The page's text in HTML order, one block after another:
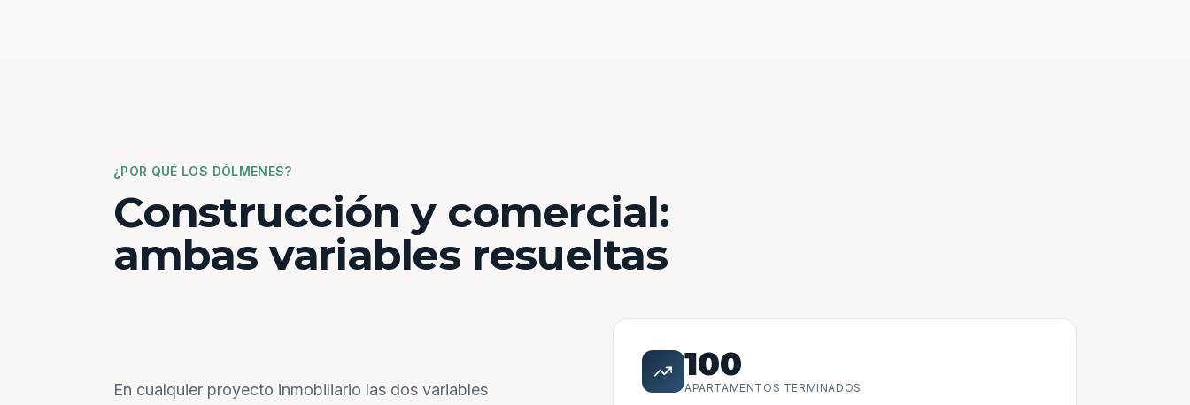
¿POR QUÉ LOS DÓLMENES?
Construcción y comercial:
ambas variables resueltas
En cualquier proyecto inmobiliario las dos variables
100
APARTAMENTOS TERMINADOS